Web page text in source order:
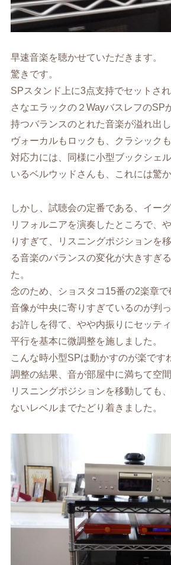
早速音楽を聴かせていただきます。
驚きです。
SPスタンド上に3点支持でセットさ
さなエラックの２WayバスレフのSP
持つバランスのとれた音楽が溢れ出
ヴォーカルもロックも、クラシック
対応力には、同様に小型ブックシェ
いるベルウッドさんも、これには驚
しかし、試聴会の定番である、イー
リフォルニアを演奏したところで、
りすぎて、リスニングポジションを
る音楽のバランスの変化が大きすぎ
た。
念のため、ショスタコ15番の2楽章
音像が中央に寄りすぎているのが判
お許しを得て、やや内振りにセッテ
平行を基本に微調整を施しました。
こんな時小型SPは動かすのが楽です
調整の結果、音が部屋中に満ちて空
リスニングポジションを移動しても
ないレベルまでたどり着きました。